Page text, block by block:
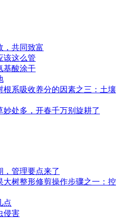
，共同致富
该这么管
基酸涂干
根系吸收养分的因素之三：土壤
妙处多，开春千万别旋耕了
，管理要点来了
大树整形修剪操作步骤之一：控
点
侵害